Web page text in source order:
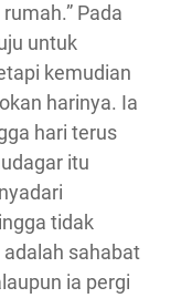
Pada
untuk
kemudian
harinya. Ia
hari terus
itu
tidak
adalah sahabat
ia pergi